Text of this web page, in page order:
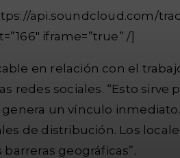
api.soundcloud.com/
iframe=”true” /]
en relación con el
redes sociales. “Esto
un vínculo
de distribución. Los
geográficas”.